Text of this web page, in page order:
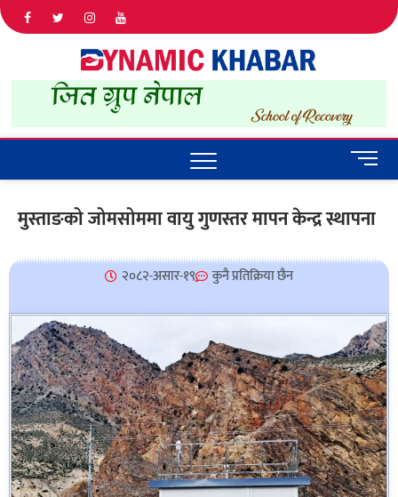
IN NEPAL
M
e
u
u
o
n
मुस्ताङको जोमसोममा वायु गुणस्तर मापन केन्द्र स्थापना
२०८२-असार-१९ कुनै प्रतिक्रिया छैन